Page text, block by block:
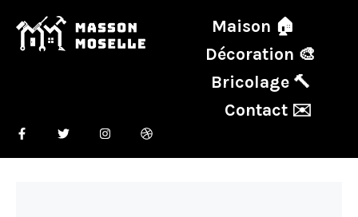
Maison 🏠
Décoration 🎨
Bricolage 🔨
Contact ✉️